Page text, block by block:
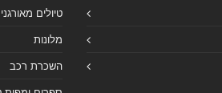
טיולים
מלונות
השכרת רכב